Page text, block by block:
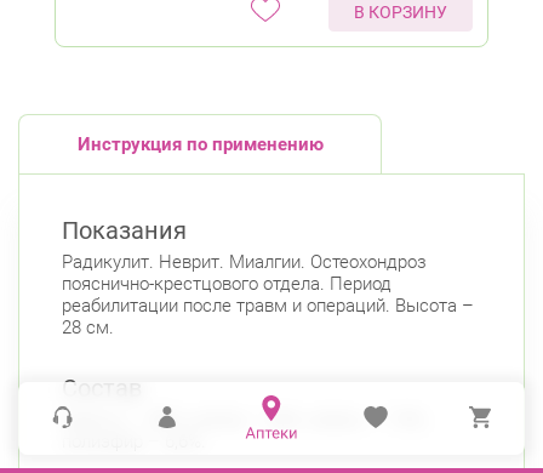
В КОРЗИНУ
Инструкция по применению
Показания
Радикулит. Неврит. Миалгии. Остеохондроз
пояснично-крестцового отдела. Период
реабилитации после травм и операций. Высота –
28 см.
Состав
Шерсть – 40%; хлопок – 46%; латекс – 7,4%;